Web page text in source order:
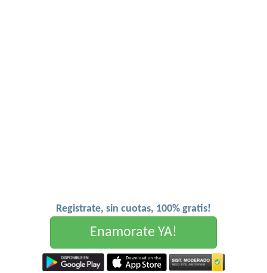
Registrate, sin cuotas, 100% gratis!
Enamorate YA!